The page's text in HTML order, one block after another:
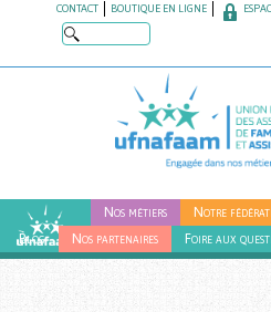
content
CONTACT BOUTIQUE EN LIGNE
Nos métiers Notre
Blog
Nos partenaires Foire aux